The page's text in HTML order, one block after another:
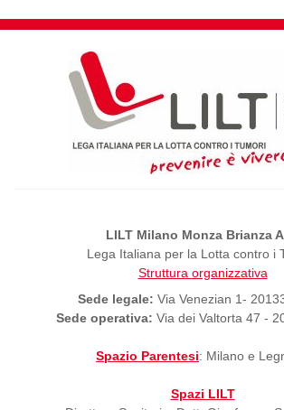
LILT Milano Monza Brianza
Lega Italiana per la Lotta contro i
Struttura organizzativa
Sede legale: Via Venezian 1-
Sede operativa: Via dei Valtorta 47 -
Spazio Parentesi: Milano e
Spazi LILT